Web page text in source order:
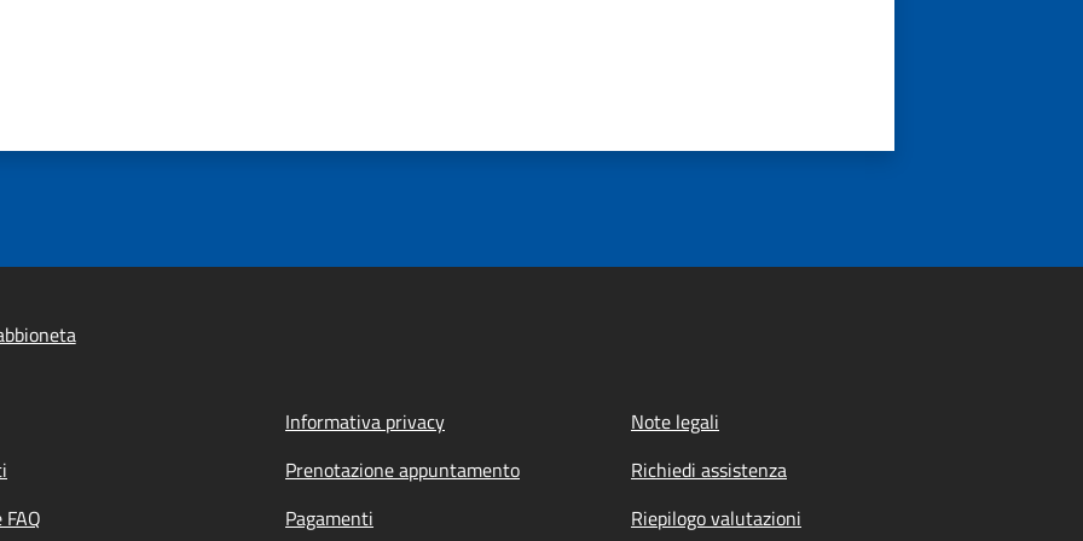
Informativa privacy
Note legali
Prenotazione appuntamento
Richiedi assistenza
Pagamenti Riepilogo valutazioni